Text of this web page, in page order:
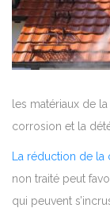
les matériaux de
corrosion et la
La réduction de
non traité peut
qui peuvent